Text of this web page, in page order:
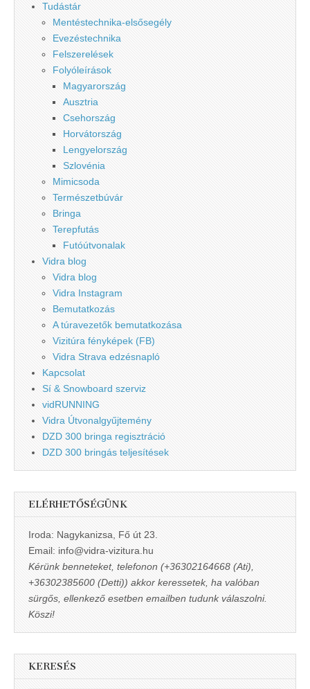
Tudástár
Mentéstechnika-elsősegély
Evezéstechnika
Felszerelések
Folyóleírások
Magyarország
Ausztria
Csehország
Horvátország
Lengyelország
Szlovénia
Mimicsoda
Természetbúvár
Bringa
Terepfutás
Futóútvonalak
Vidra blog
Vidra blog
Vidra Instagram
Bemutatkozás
A túravezetők bemutatkozása
Vizitúra fényképek (FB)
Vidra Strava edzésnapló
Kapcsolat
Sí & Snowboard szerviz
vidRUNNING
Vidra Útvonalgyűjtemény
DZD 300 bringa regisztráció
DZD 300 bringás teljesítések
ELÉRHETŐSÉGÜNK
Iroda: Nagykanizsa, Fő út 23.
Email: info@vidra-vizitura.hu
Kérünk benneteket, telefonon (+36302164668 (Ati),
+36302385600 (Detti)) akkor keressetek, ha valóban
sürgős, ellenkező esetben emailben tudunk válaszolni.
Köszi!
KERESÉS